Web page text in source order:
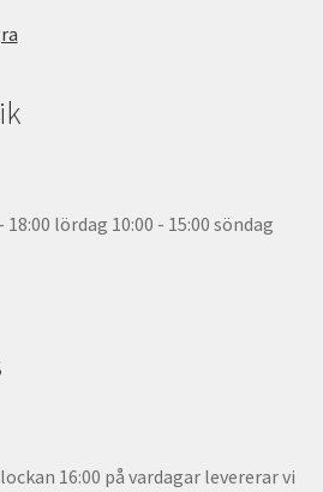
lördag 10:00 - 15:00 söndag
16:00 på vardagar levererar vi